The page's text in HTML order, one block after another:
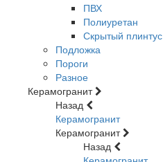
ПВХ
Полиуретан
Скрытый плинтус
Подложка
Пороги
Разное
Керамогранит
Назад
Керамогранит
Керамогранит
Назад